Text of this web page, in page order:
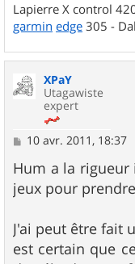
Lapierre X control
garmin edge 305 -
XPaY
Utagawiste
expert
M
s
s
a
10 avr. 2011, 18:37
Hum a la
jeux pour
J'ai peut être fait
est certain que